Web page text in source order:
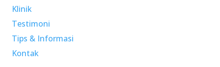
Klinik
Testimoni
Tips & Informasi
Kontak